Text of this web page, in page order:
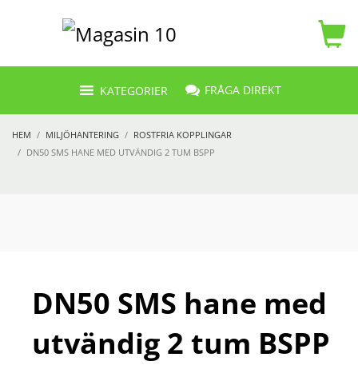
KATEGORIER FRÅGA DIREKT
HEM MILJÖHANTERING
ROSTFRIA KOPPLINGAR
DN50 SMS HANE MED UTVÄNDIG 2 TUM BSPP
DN50 SMS hane med
utvändig 2 tum BSPP